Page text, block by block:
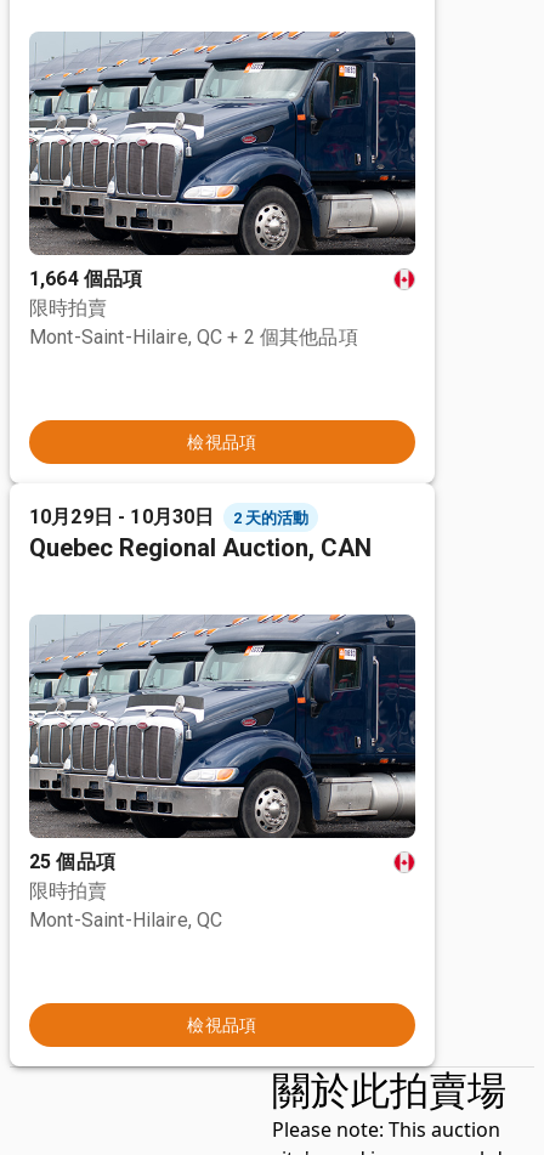
1,664 個品項
限時拍賣
Mont-Saint-Hilaire, QC + 2 個其他品項
檢視品項
10月29日 - 10月30日 2 天的活動
Quebec Regional Auction, CAN
25 個品項
限時拍賣
Mont-Saint-Hilaire, QC
檢視品項
關於此拍賣場
Please note: This auction